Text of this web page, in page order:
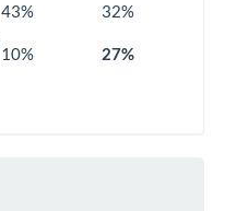
43%
32%
10% 27%